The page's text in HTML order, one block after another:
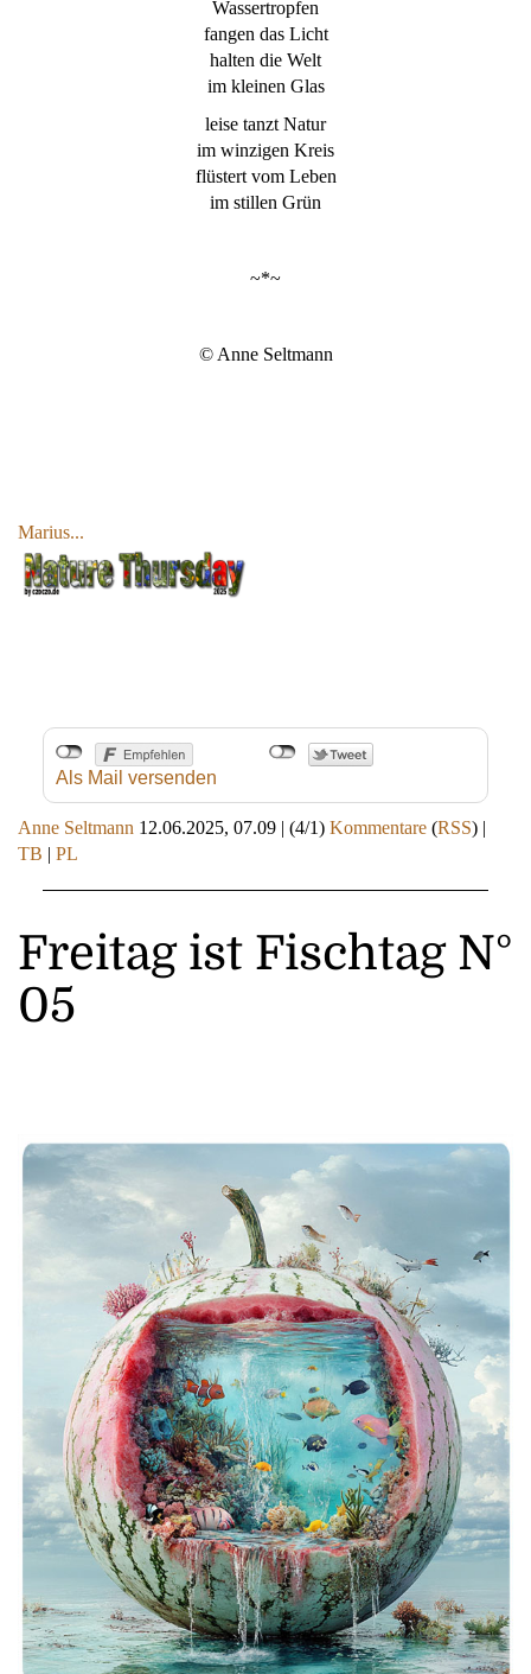
Wassertropfen
fangen das Licht
halten die Welt
im kleinen Glas
leise tanzt Natur
im winzigen Kreis
flüstert vom Leben
im stillen Grün
~*~
© Anne Seltmann
Marius...
Als Mail versenden
Anne Seltmann 12.06.2025, 07.09 | (4/1) Kommentare (RSS) |
TB | PL
Freitag ist Fischtag N°
05